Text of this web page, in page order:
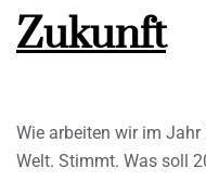
Zukunft
Wie arbeiten wir im
Welt. Stimmt. Was soll